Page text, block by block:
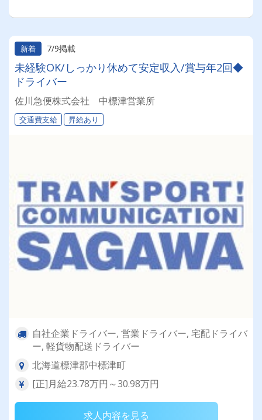
新着 7/9掲載
未経験OK/しっかり休めて安定収入/賞与年2回◆
ドライバー
佐川急便株式会社 中標津営業所
交通費支給 昇給あり
自社企業ドライバー, 営業ドライバー, 宅配ドライバ
ー, 軽貨物配送ドライバー
北海道標津郡中標津町
[正]月給23.78万円～30.98万円
求人内容を見る